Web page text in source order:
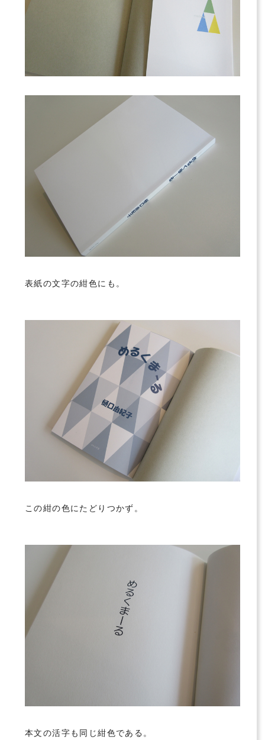
表紙の文字の紺色にも。
この紺の色にたどりつかず。
本文の活字も同じ紺色である。